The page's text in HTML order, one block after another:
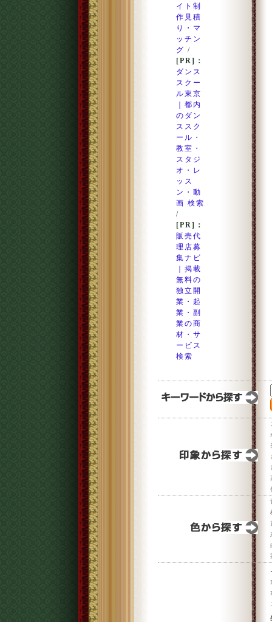
イト制
作見積
り・マ
ッチン
グ /
[PR]：
ダンス
スクー
ル東京
｜都内
のダン
ススク
ール・
教室・
スタジ
オ・レ
ッス
ン・動
画 検索
/
[PR]：
販売代
理店募
集ナビ
｜掲載
無料の
独立開
業・起
業・副
業の商
材・サ
ービス
検索